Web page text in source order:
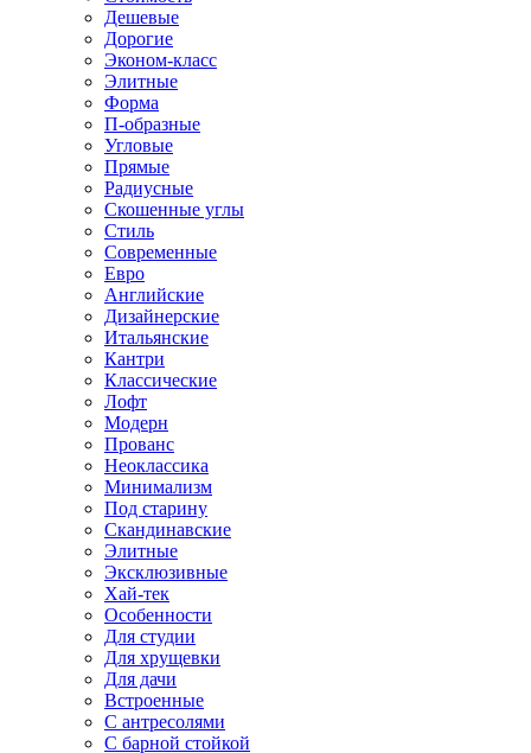
Дешевые
Дорогие
Эконом-класс
Элитные
Форма
П-образные
Угловые
Прямые
Радиусные
Скошенные углы
Стиль
Современные
Евро
Английские
Дизайнерские
Итальянские
Кантри
Классические
Лофт
Модерн
Прованс
Неоклассика
Минимализм
Под старину
Скандинавские
Элитные
Эксклюзивные
Хай-тек
Особенности
Для студии
Для хрущевки
Для дачи
Встроенные
С антресолями
С барной стойкой